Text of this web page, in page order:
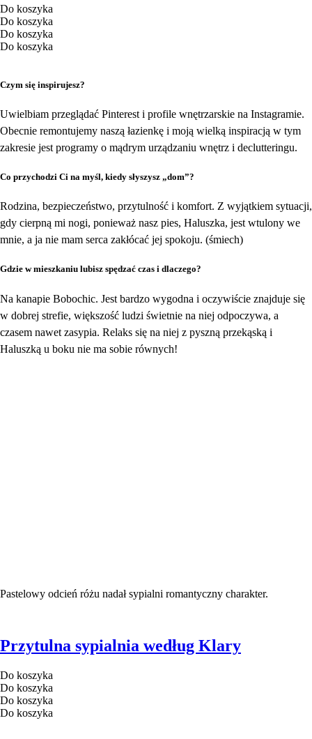
Do koszyka
Do koszyka
Do koszyka
Do koszyka
Czym się inspirujesz?
Uwielbiam przeglądać Pinterest i profile wnętrzarskie na Instagramie.
Obecnie remontujemy naszą łazienkę i moją wielką inspiracją w tym
zakresie jest programy o mądrym urządzaniu wnętrz i declutteringu.
Co przychodzi Ci na myśl, kiedy słyszysz „dom”?
Rodzina, bezpieczeństwo, przytulność i komfort. Z wyjątkiem sytuacji,
gdy cierpną mi nogi, ponieważ nasz pies, Haluszka, jest wtulony we
mnie, a ja nie mam serca zakłócać jej spokoju. (śmiech)
Gdzie w mieszkaniu lubisz spędzać czas i dlaczego?
Na kanapie Bobochic. Jest bardzo wygodna i oczywiście znajduje się
w dobrej strefie, większość ludzi świetnie na niej odpoczywa, a
czasem nawet zasypia. Relaks się na niej z pyszną przekąską i
Haluszką u boku nie ma sobie równych!
Pastelowy odcień różu nadał sypialni romantyczny charakter.
Przytulna sypialnia według Klary
Do koszyka
Do koszyka
Do koszyka
Do koszyka